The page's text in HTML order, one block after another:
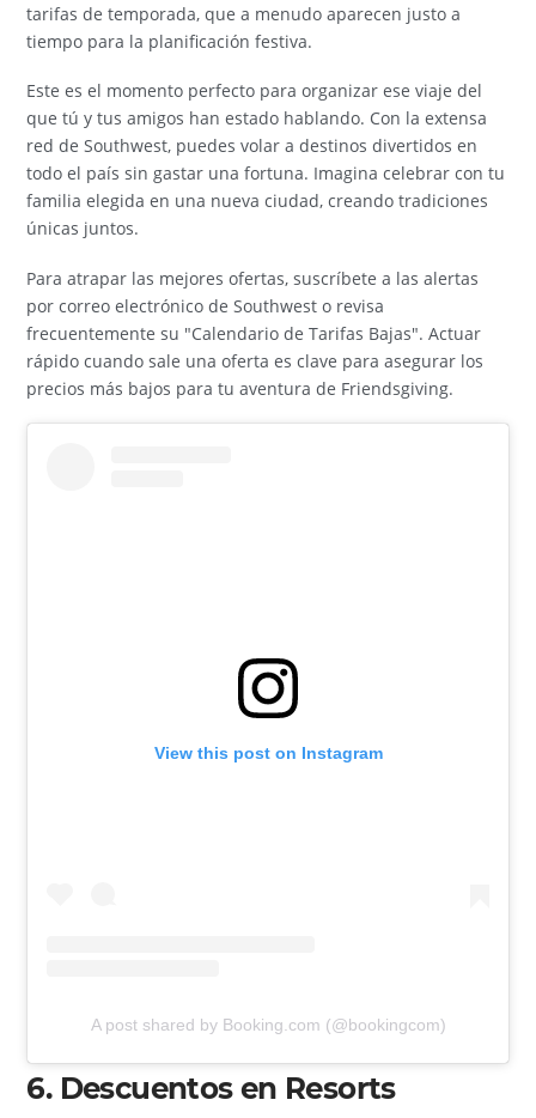
tarifas de temporada, que a menudo aparecen justo a
tiempo para la planificación festiva.
Este es el momento perfecto para organizar ese viaje del
que tú y tus amigos han estado hablando. Con la extensa
red de Southwest, puedes volar a destinos divertidos en
todo el país sin gastar una fortuna. Imagina celebrar con tu
familia elegida en una nueva ciudad, creando tradiciones
únicas juntos.
Para atrapar las mejores ofertas, suscríbete a las alertas
por correo electrónico de Southwest o revisa
frecuentemente su "Calendario de Tarifas Bajas". Actuar
rápido cuando sale una oferta es clave para asegurar los
precios más bajos para tu aventura de Friendsgiving.
View this post on Instagram
A post shared by Booking.com (@bookingcom)
6. Descuentos en Resorts